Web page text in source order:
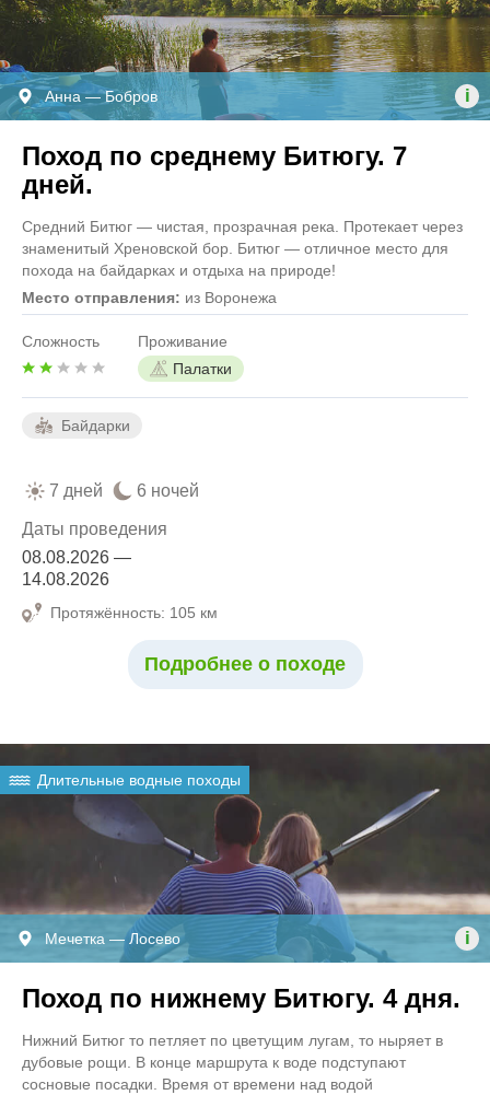
Анна — Бобров i
Поход по среднему Битюгу. 7
дней.
Средний Битюг — чистая, прозрачная река. Протекает через
знаменитый Хреновской бор. Битюг — отличное место для
похода на байдарках и отдыха на природе!
Место отправления: из Воронежа
Сложность
Проживание
Палатки
Байдарки
7 дней 6 ночей
Даты проведения
08.08.2026 —
14.08.2026
Протяжённость: 105 км
Подробнее о походе
Мечетка — Лосево i
Длительные водные походы
Поход по нижнему Битюгу. 4 дня.
Нижний Битюг то петляет по цветущим лугам, то ныряет в
дубовые рощи. В конце маршрута к воде подступают
сосновые посадки. Время от времени над водой